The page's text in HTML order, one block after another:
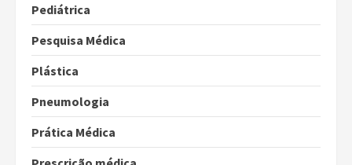
Pediátrica
Pesquisa Médica
Plástica
Pneumologia
Prática Médica